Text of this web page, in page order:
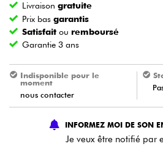
Vents
Eveil Musical
Câbles & Access.
Livraisongratuite
Prix basgarantis
Satisfait ou remboursé
Garantie 3 ans
Indisponible pour le
moment
nous contacter
INFORMEZ MOI DE SON
Je veux être notifié par